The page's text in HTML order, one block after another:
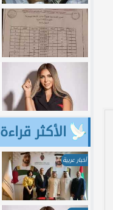
الأكثر قراءة
أخبار عربية